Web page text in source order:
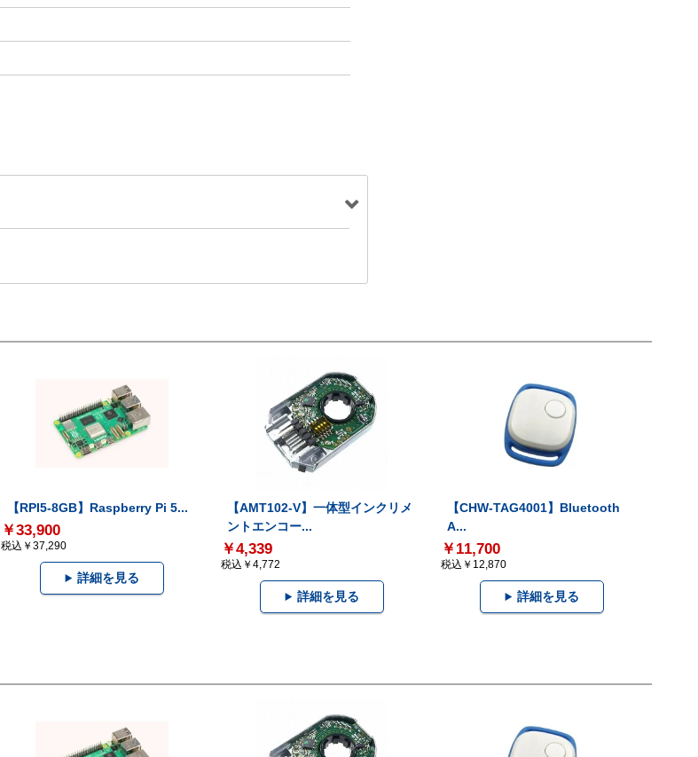
【RPI5-8GB】Raspberry Pi 5...
￥33,900
税込￥37,290
詳細を見る
【AMT102-V】一体型インクリメ
ントエンコー...
￥4,339
税込￥4,772
詳細を見る
【CHW-TAG4001】Bluetooth
A...
￥11,700
税込￥12,870
詳細を見る